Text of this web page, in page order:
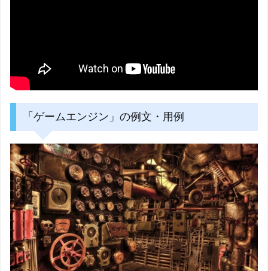
「ゲームエンジン」の例文・用例